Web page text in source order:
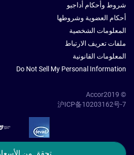
شروط وأحكام أداجيو
أحكام العضوية وشروطها
المعلومات الشخصية
ملفات تعريف الارتباط
المعلومات القانونية
Do Not Sell My Personal Information
© Accor2019
沪ICP备10203162号-7